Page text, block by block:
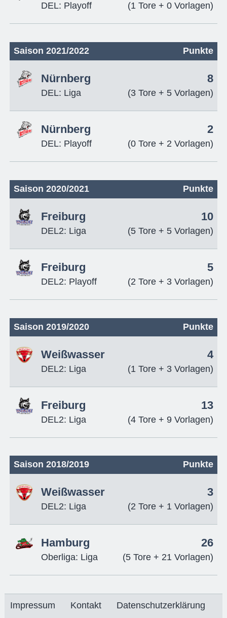
DEL: Playoff (1 Tore + 0 Vorlagen)
Saison 2021/2022 Punkte
Nürnberg
DEL: Liga
8
(3 Tore + 5 Vorlagen)
Nürnberg
DEL: Playoff
2
(0 Tore + 2 Vorlagen)
Saison 2020/2021 Punkte
Freiburg
DEL2: Liga
10
(5 Tore + 5 Vorlagen)
Freiburg
DEL2: Playoff
5
(2 Tore + 3 Vorlagen)
Saison 2019/2020 Punkte
Weißwasser
DEL2: Liga
4
(1 Tore + 3 Vorlagen)
Freiburg
DEL2: Liga
13
(4 Tore + 9 Vorlagen)
Saison 2018/2019 Punkte
Weißwasser
DEL2: Liga
3
(2 Tore + 1 Vorlagen)
Hamburg
Oberliga: Liga
26
(5 Tore + 21 Vorlagen)
Impressum Kontakt Datenschutzerklärung